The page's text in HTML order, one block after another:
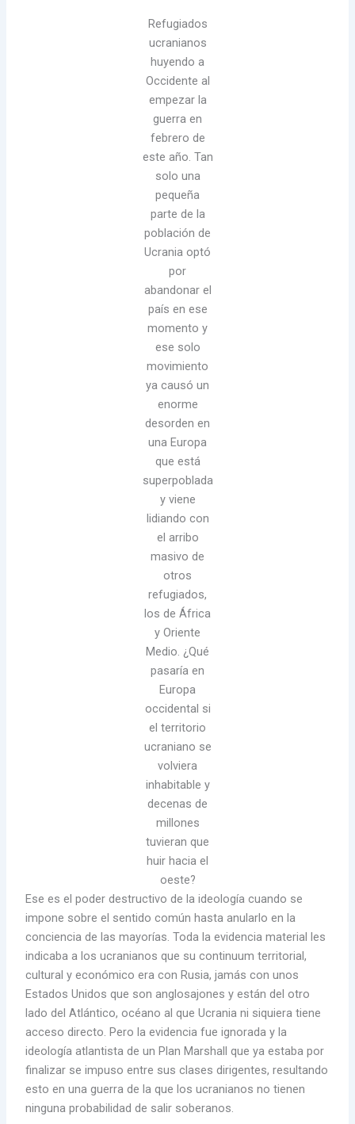
Refugiados
ucranianos
huyendo a
Occidente al
empezar la
guerra en
febrero de
este año. Tan
solo una
pequeña
parte de la
población de
Ucrania optó
por
abandonar el
país en ese
momento y
ese solo
movimiento
ya causó un
enorme
desorden en
una Europa
que está
superpoblada
y viene
lidiando con
el arribo
masivo de
otros
refugiados,
los de África
y Oriente
Medio. ¿Qué
pasaría en
Europa
occidental si
el territorio
ucraniano se
volviera
inhabitable y
decenas de
millones
tuvieran que
huir hacia el
oeste?
Ese es el poder destructivo de la ideología cuando se
impone sobre el sentido común hasta anularlo en la
conciencia de las mayorías. Toda la evidencia material les
indicaba a los ucranianos que su continuum territorial,
cultural y económico era con Rusia, jamás con unos
Estados Unidos que son anglosajones y están del otro
lado del Atlántico, océano al que Ucrania ni siquiera tiene
acceso directo. Pero la evidencia fue ignorada y la
ideología atlantista de un Plan Marshall que ya estaba por
finalizar se impuso entre sus clases dirigentes, resultando
esto en una guerra de la que los ucranianos no tienen
ninguna probabilidad de salir soberanos.